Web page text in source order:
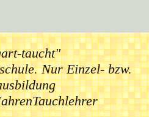
taucht"
Nur Einzel- bzw.